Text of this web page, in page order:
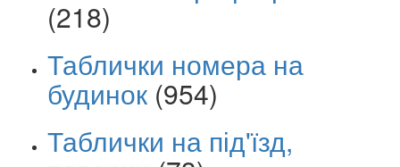
(218)
Таблички номера на
будинок (954)
Таблички на під'їзд,